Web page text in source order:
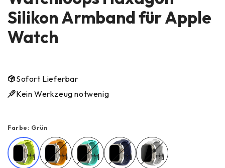
Silikon Armband für Apple
Watch
Sofort Lieferbar
Kein Werkzeug notwenig
Farbe: Grün
Grün Orange Hellblau DunkelblauWeiß